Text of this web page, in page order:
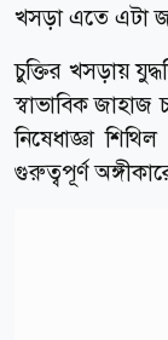
খসড়া এতে এটা
চুক্তির খসড়ায়
স্বাভাবিক
নিষেধাজ্ঞা
গুরুত্বপূর্ণ